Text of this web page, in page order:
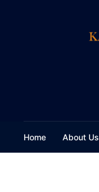
Home About Us